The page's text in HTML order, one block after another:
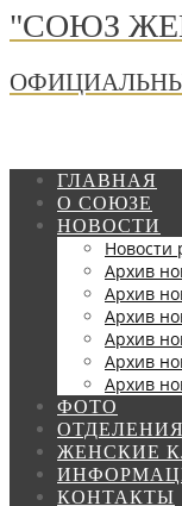
"СОЮЗ
ГЛАВНАЯ
О СОЮЗЕ
НОВОСТИ
Новости
Архив
Архив
Архив
Архив
Архив
Архив
ФОТО
ОТДЕЛЕНИЯ
ЖЕНСКИЕ
КОНТАКТЫ